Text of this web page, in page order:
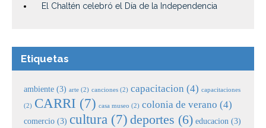
El Chaltén celebró el Día de la Independencia
Etiquetas
ambiente (3) arte (2) canciones (2) capacitacion (4) capacitaciones
(2) CARRI (7) casa museo (2) colonia de verano (4)
comercio (3) cultura (7) deportes (6) educacion (3)